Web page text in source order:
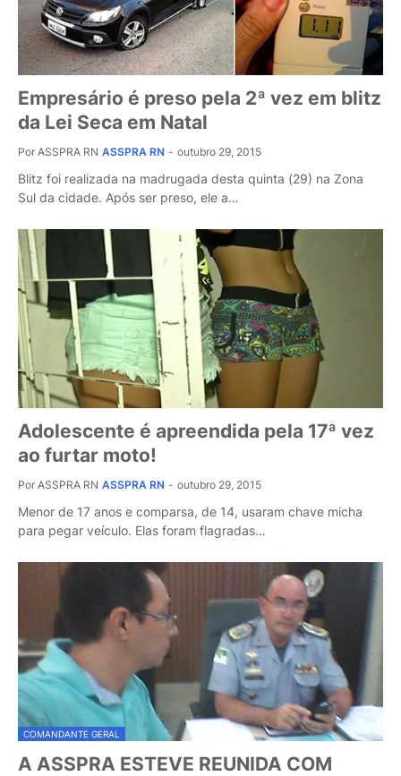
Empresário é preso pela 2ª vez em blitz
da Lei Seca em Natal
Por ASSPRA RN ASSPRA RN - outubro 29, 2015
Blitz foi realizada na madrugada desta quinta (29) na Zona
Sul da cidade. Após ser preso, ele a…
Adolescente é apreendida pela 17ª vez
ao furtar moto!
Por ASSPRA RN ASSPRA RN - outubro 29, 2015
Menor de 17 anos e comparsa, de 14, usaram chave micha
para pegar veículo. Elas foram flagradas…
COMANDANTE GERAL
A ASSPRA ESTEVE REUNIDA COM